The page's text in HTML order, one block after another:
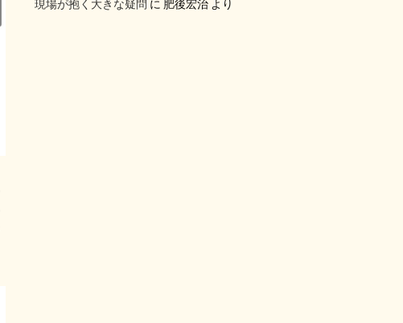
現場が抱く大きな疑問 に 肥後宏治 より